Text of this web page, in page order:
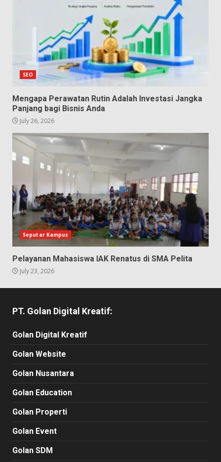
SEO
Mengapa Perawatan Rutin Adalah Investasi Jangka
Panjang bagi Bisnis Anda
July 26, 2026
Seputar Kampus
Pelayanan Mahasiswa IAK Renatus di SMA Pelita
July 23, 2026
PT. Golan Digital Kreatif:
Golan Digital Kreatif
Golan Website
Golan Nusantara
Golan Education
Golan Properti
Golan Event
Golan SDM